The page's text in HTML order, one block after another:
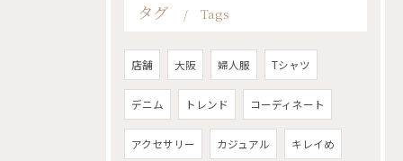
タグ Tags
店舗 大阪 婦人服 Tシャツ
デニム トレンド コーディネート
アクセサリー カジュアル キレイめ